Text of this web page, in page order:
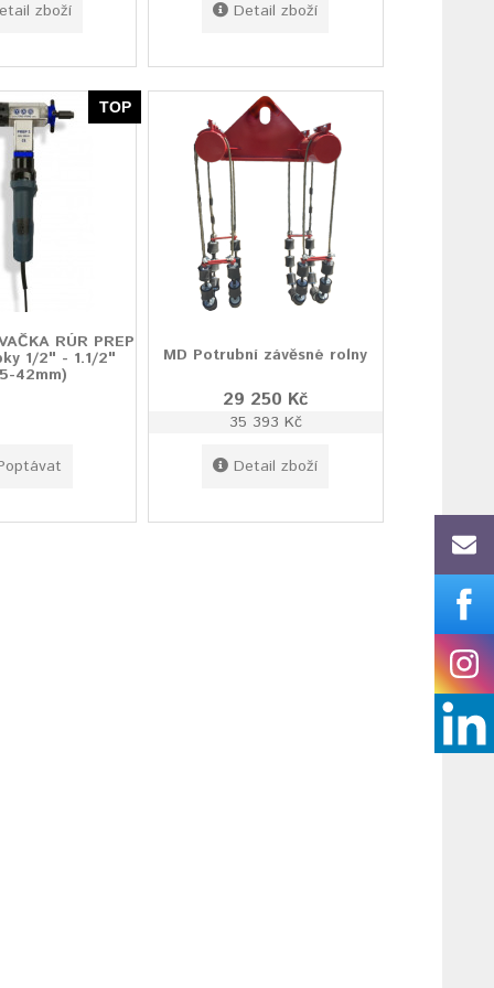
zboží Detail zboží
TOP
RÚR PREP
1/2" - 1.1/2"
42mm)
MD Potrubní závěsné rolny
29 250 Kč
35 393 Kč
Detail zboží